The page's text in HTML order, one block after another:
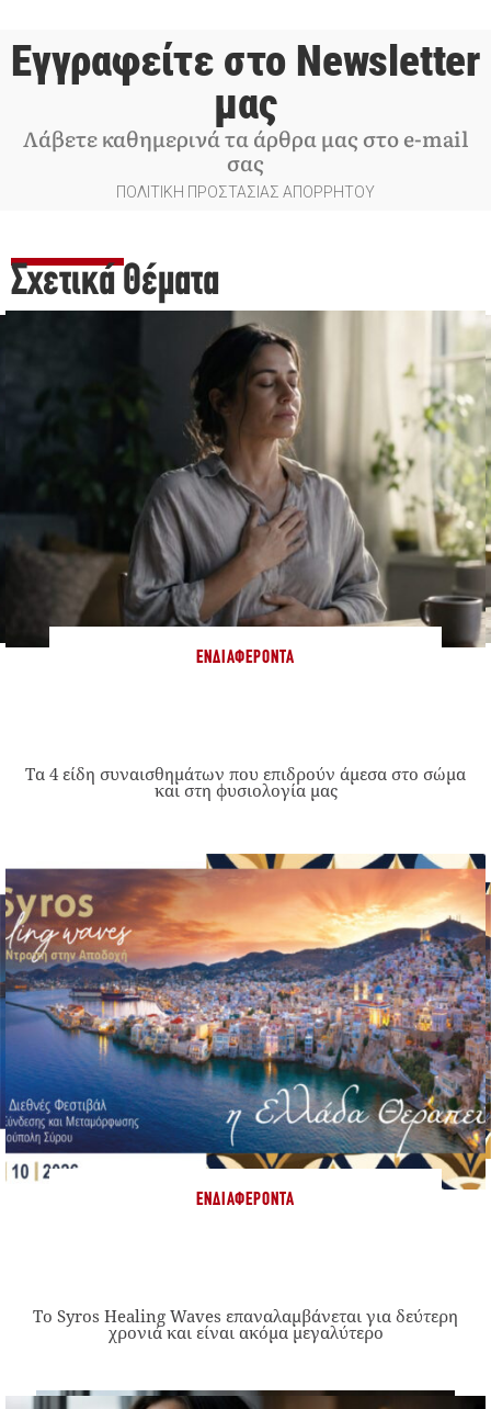
Εγγραφείτε στο Newsletter
μας
Λάβετε καθημερινά τα άρθρα μας στο e-mail
σας
ΠΟΛΙΤΙΚΗ ΠΡΟΣΤΑΣΙΑΣ ΑΠΟΡΡΗΤΟΥ
Σχετικά Θέματα
ΕΝΔΙΑΦΈΡΟΝΤΑ
Τα 4 είδη συναισθημάτων που επιδρούν άμεσα στο σώμα
και στη φυσιολογία μας
ΕΝΔΙΑΦΈΡΟΝΤΑ
Το Syros Healing Waves επαναλαμβάνεται για δεύτερη
χρονιά και είναι ακόμα μεγαλύτερο